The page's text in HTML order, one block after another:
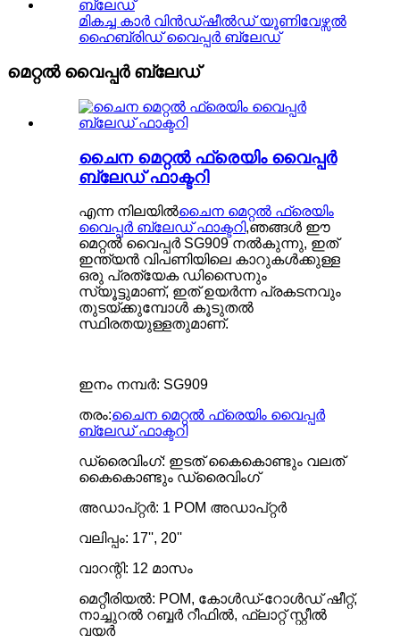
മികച്ച കാർ വിൻഡ്ഷീൽഡ് യൂണിവേഴ്സൽ
ഹൈബ്രിഡ് വൈപ്പർ ബ്ലേഡ്
മെറ്റൽ വൈപ്പർ ബ്ലേഡ്
ചൈന മെറ്റൽ ഫ്രെയിം വൈപ്പർ
ബ്ലേഡ് ഫാക്ടറി
എന്ന നിലയിൽചൈന മെറ്റൽ ഫ്രെയിം
വൈപ്പർ ബ്ലേഡ് ഫാക്ടറി,ഞങ്ങൾ ഈ
മെറ്റൽ വൈപ്പർ SG909 നൽകുന്നു, ഇത്
ഇന്ത്യൻ വിപണിയിലെ കാറുകൾക്കുള്ള
ഒരു പ്രത്യേക ഡിസൈനും
സ്യൂട്ടുമാണ്, ഇത് ഉയർന്ന പ്രകടനവും
തുടയ്ക്കുമ്പോൾ കൂടുതൽ
സ്ഥിരതയുള്ളതുമാണ്.
ഇനം നമ്പർ: SG909
തരം:ചൈന മെറ്റൽ ഫ്രെയിം വൈപ്പർ
ബ്ലേഡ് ഫാക്ടറി
ഡ്രൈവിംഗ്: ഇടത് കൈകൊണ്ടും വലത്
കൈകൊണ്ടും ഡ്രൈവിംഗ്
അഡാപ്റ്റർ: 1 POM അഡാപ്റ്റർ
വലിപ്പം: 17'', 20''
വാറന്റി: 12 മാസം
മെറ്റീരിയൽ: POM, കോൾഡ്-റോൾഡ് ഷീറ്റ്,
നാച്ചുറൽ റബ്ബർ റീഫിൽ, ഫ്ലാറ്റ് സ്റ്റീൽ
വയർ